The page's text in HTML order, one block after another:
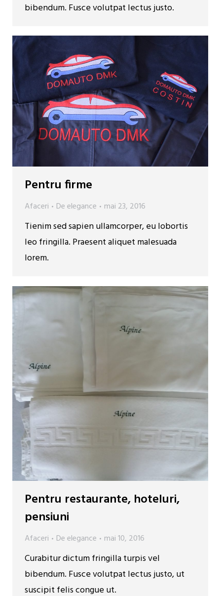
bibendum. Fusce volutpat lectus justo.
Pentru firme
Afaceri Deelegance mai 23, 2016
Tienim sed sapien ullamcorper, eu lobortis
leo fringilla. Praesent aliquet malesuada
lorem.
Pentru restaurante, hoteluri,
pensiuni
Afaceri Deelegance mai 10, 2016
Curabitur dictum fringilla turpis vel
bibendum. Fusce volutpat lectus justo, ut
suscipit felis congue ut.